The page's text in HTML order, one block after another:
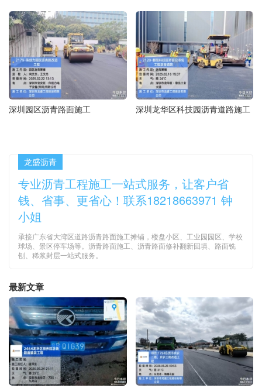
深圳园区沥青路面施工 深圳龙华区科技园沥青道路施工
龙盛沥青
专业沥青工程施工一站式服务，让客户省
钱、省事、更省心！联系18218663971 钟
小姐
承接广东省大湾区道路沥青路面施工摊铺，楼盘小区、工业园园区、学校
球场、景区停车场等。沥青路面施工、沥青路面修补翻新回填、路面铣
刨、稀浆封层一站式服务。
最新文章